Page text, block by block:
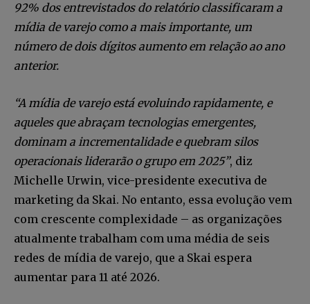
92% dos entrevistados do relatório classificaram a
mídia de varejo como a mais importante, um
número de dois dígitos aumento em relação ao ano
anterior.
“A mídia de varejo está evoluindo rapidamente, e
aqueles que abraçam tecnologias emergentes,
dominam a incrementalidade e quebram silos
operacionais liderarão o grupo em 2025”, diz
Michelle Urwin, vice-presidente executiva de
marketing da Skai. No entanto, essa evolução vem
com crescente complexidade – as organizações
atualmente trabalham com uma média de seis
redes de mídia de varejo, que a Skai espera
aumentar para 11 até 2026.